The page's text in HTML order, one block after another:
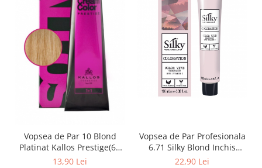
Vopsea de Par 10 Blond
Platinat Kallos Prestige(60
ml)
13,90 Lei
Vopsea de Par Profesionala
6.71 Silky Blond Inchis
Saten Cenusiu 100ml
22,90 Lei